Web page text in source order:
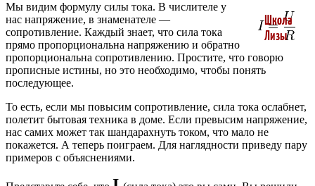
Мы видим формулу силы тока. В числителе у
нас напряжение, в знаменателе —
сопротивление. Каждый знает, что сила тока
прямо пропорциональна напряжению и обратно
пропорциональна сопротивлению. Простите, что говорю
прописные истины, но это необходимо, чтобы понять
последующее.
То есть, если мы повысим сопротивление, сила тока ослабнет,
полетит бытовая техника в доме. Если превысим напряжение,
нас самих может так шандарахнуть током, что мало не
покажется. А теперь поиграем. Для наглядности приведу пару
примеров с объяснениями.